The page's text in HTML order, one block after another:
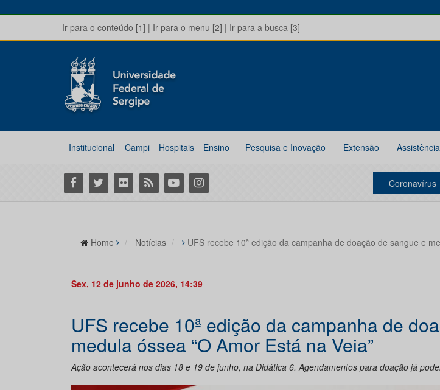
Ir para o conteúdo [1] | Ir para o menu [2] | Ir para a busca [3]
Institucional Campi Hospitais Ensino Pesquisa e Inovação Extensão
Facebook
Twitter Flickr RSS YoutubeInstagram Coronavírus
Home Notícias UFS recebe 10ª edição da campanha de doação de sangue e
Sex, 12 de junho de 2026, 14:39
UFS recebe 10ª edição da campanha de
medula óssea “O Amor Está na Veia”
Ação acontecerá nos dias 18 e 19 de junho, na Didática 6. Agendamentos para doação já